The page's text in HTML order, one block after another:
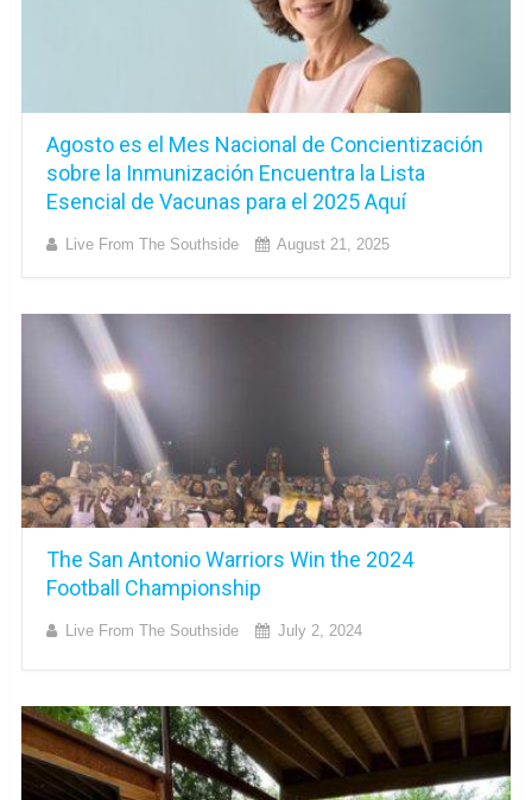
Agosto es el Mes Nacional de Concientización
sobre la Inmunización Encuentra la Lista
Esencial de Vacunas para el 2025 Aquí
Live From The Southside August 21, 2025
The San Antonio Warriors Win the 2024
Football Championship
Live From The Southside July 2, 2024